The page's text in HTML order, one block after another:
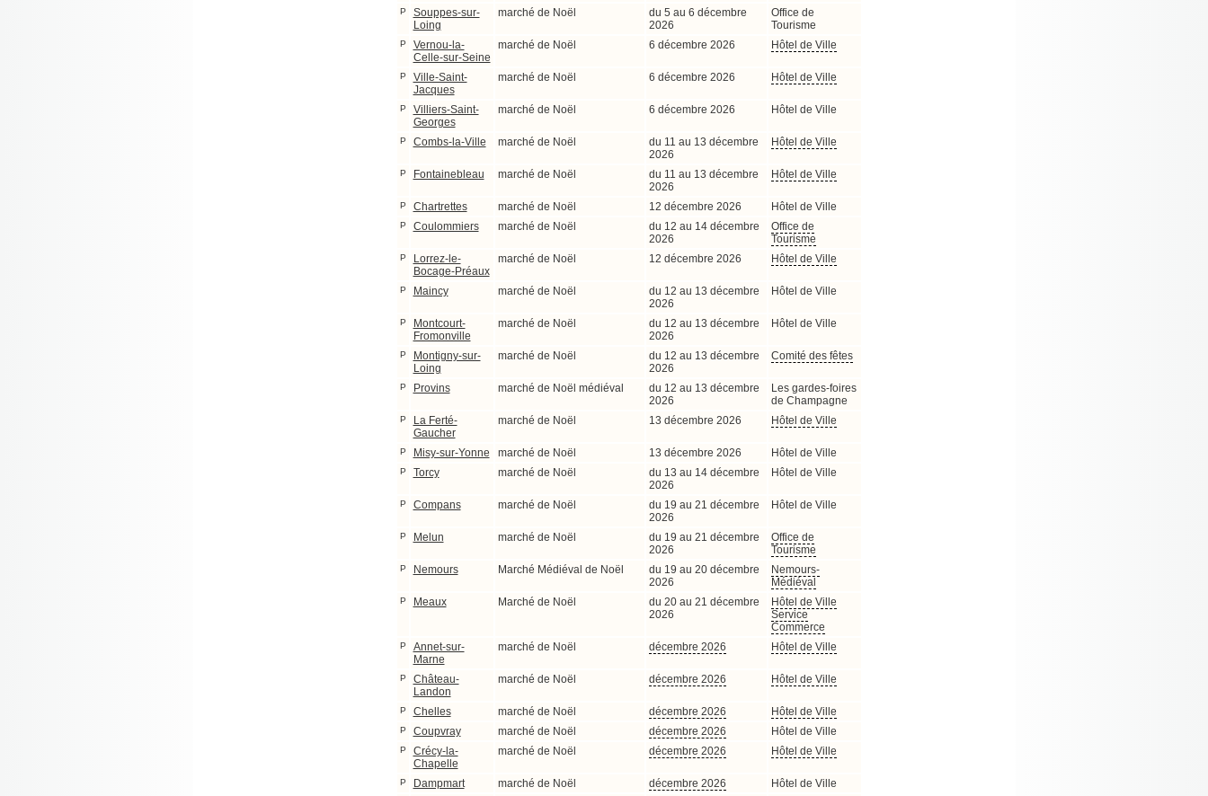
P
Souppes-sur-
Loing
marché de Noël
du 5 au 6 décembre
2026
Office de
Tourisme
P
Vernou-la-
Celle-sur-Seine
marché de Noël 6 décembre 2026 Hôtel de Ville
P
Ville-Saint-
Jacques
marché de Noël 6 décembre 2026 Hôtel de Ville
P
Villiers-Saint-
Georges
marché de Noël 6 décembre 2026 Hôtel de Ville
P Combs-la-Ville marché de Noël
du 11 au 13 décembre
2026
Hôtel de Ville
P Fontainebleau marché de Noël
du 11 au 13 décembre
2026
Hôtel de Ville
P Chartrettes marché de Noël 12 décembre 2026 Hôtel de Ville
P Coulommiers marché de Noël
du 12 au 14 décembre
2026
Office de
Tourisme
P
Lorrez-le-
Bocage-Préaux
marché de Noël 12 décembre 2026 Hôtel de Ville
P Maincy marché de Noël
du 12 au 13 décembre
2026
Hôtel de Ville
P
Montcourt-
Fromonville
marché de Noël
du 12 au 13 décembre
2026
Hôtel de Ville
P
Montigny-sur-
Loing
marché de Noël
du 12 au 13 décembre
2026
Comité des fêtes
P Provins marché de Noël médiéval
du 12 au 13 décembre
2026
Les gardes-foires
de Champagne
P
La Ferté-
Gaucher
marché de Noël 13 décembre 2026 Hôtel de Ville
P Misy-sur-Yonne marché de Noël 13 décembre 2026 Hôtel de Ville
P Torcy marché de Noël
du 13 au 14 décembre
2026
Hôtel de Ville
P Compans marché de Noël
du 19 au 21 décembre
2026
Hôtel de Ville
P Melun marché de Noël
du 19 au 21 décembre
2026
Office de
Tourisme
P Nemours Marché Médiéval de Noël
du 19 au 20 décembre
2026
Nemours-
Médiéval
P Meaux Marché de Noël
du 20 au 21 décembre
2026
Hôtel de Ville
Service
Commerce
P
Annet-sur-
Marne
marché de Noël décembre 2026 Hôtel de Ville
P
Château-
Landon
marché de Noël décembre 2026 Hôtel de Ville
P Chelles marché de Noël décembre 2026 Hôtel de Ville
P Coupvray marché de Noël décembre 2026 Hôtel de Ville
P
Crécy-la-
Chapelle
marché de Noël décembre 2026 Hôtel de Ville
P Dampmart marché de Noël décembre 2026 Hôtel de Ville